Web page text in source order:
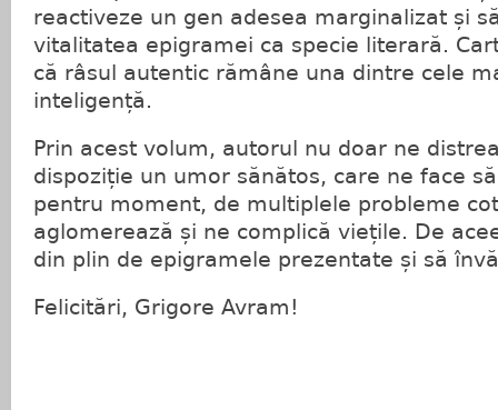
reactiveze un gen adesea marginalizat și
vitalitatea epigramei ca specie literară.
că râsul autentic rămâne una dintre cele
inteligență.
Prin acest volum, autorul nu doar ne
dispoziție un umor sănătos, care ne face
pentru moment, de multiplele probleme
aglomerează și ne complică viețile. De
din plin de epigramele prezentate și să
Felicitări, Grigore Avram!